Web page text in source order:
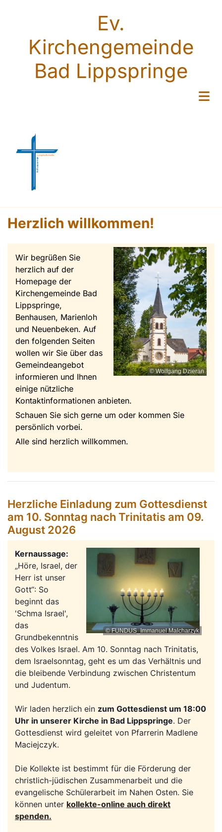
Ev.
Kirchengemeinde
Bad Lippspringe
Herzlich willkommen!
© Wolfgang Dzieran
Wir begrüßen Sie
herzlich auf der
Homepage der
Kirchengemeinde Bad
Lippspringe,
Benhausen, Marienloh
und Neuenbeken. Auf
den folgenden Seiten
wollen wir Sie über das
Gemeindeangebot
informieren und Ihnen
einige nützliche
Kontaktinformationen anbieten.
Schauen Sie sich gerne um oder kommen Sie
persönlich vorbei.
Alle sind herzlich willkommen.
Herzliche Einladung zum Gottesdienst
am 10. Sonntag nach Trinitatis am 09.
August 2026
© FUNDUS_Immanuel Malcharzyk
Kernaussage:
„Höre, Israel, der
Herr ist unser
Gott“: So
beginnt das
'Schma Israel',
das
Grundbekenntnis
des Volkes Israel. Am 10. Sonntag nach Trinitatis,
dem Israelsonntag, geht es um das Verhältnis und
die bleibende Verbindung zwischen Christentum
und Judentum.
Wir laden herzlich ein zum Gottesdienst um 18:00
Uhr in unserer Kirche in Bad Lippspringe. Der
Gottesdienst wird geleitet von Pfarrerin Madlene
Maciejczyk.
Die Kollekte ist bestimmt für die Förderung der
christlich-jüdischen Zusammenarbeit und die
evangelische Schülerarbeit im Nahen Osten. Sie
können unter kollekte-online auch direkt
spenden.